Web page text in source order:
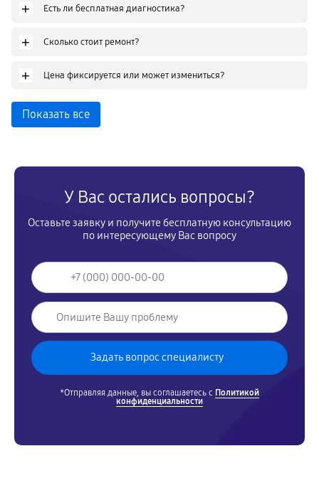
+ Есть ли бесплатная диагностика?
+ Сколько стоит ремонт?
+ Цена фиксируется или может измениться?
Показать все
У Вас остались вопросы?
Оставьте заявку и получите бесплатную консультацию
по интересующему Вас вопросу
*Отправляя данные, вы соглашаетесь с Политикой
конфиденциальности